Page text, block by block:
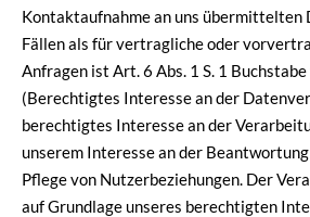
Kontaktaufnahme an uns übermittelten
Fällen als für vertragliche oder
Anfragen ist Art. 6 Abs. 1 S. 1
(Berechtigtes Interesse an der
berechtigtes Interesse an der
unserem Interesse an der
Pflege von Nutzerbeziehungen. Der
auf Grundlage unseres berechtigten